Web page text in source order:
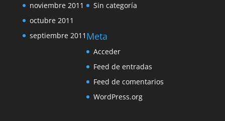
noviembre 2011
octubre 2011
septiembre 2011
Sin categoría
Meta
Acceder
Feed de entradas
Feed de comentarios
WordPress.org